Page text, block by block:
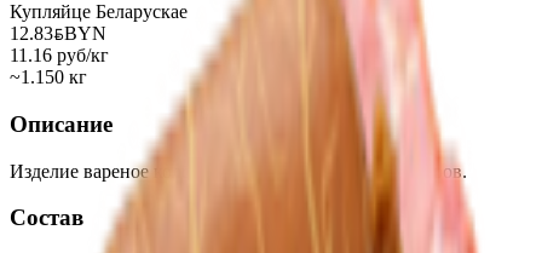
Купляйце Беларускае
12.83BYNBYN
11.16 руб/кг
~1.150 кг
Описание
Изделие вареное колбасное из мяса цыплят-бройлеров.
Состав